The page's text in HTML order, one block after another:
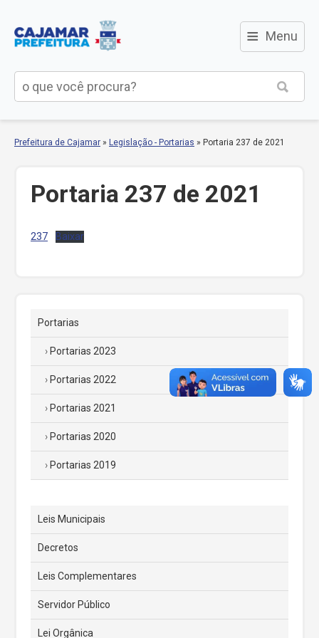
≡ Menu
Prefeitura de Cajamar » Legislação - Portarias » Portaria 237 de 2021
Portaria 237 de 2021
237 Baixar
Portarias
Portarias 2023
Portarias 2022
Portarias 2021
Portarias 2020
Portarias 2019
Leis Municipais
Decretos
Leis Complementares
Servidor Público
Lei Orgânica